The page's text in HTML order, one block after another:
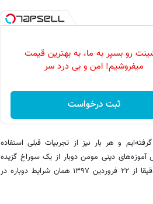
رو بسپر به ما، به بهترین قیمت
میفروشیم! امن و بی درد سر
ثبت درخواست
و هر بار نیز از تجربیات قبلی استفاده
دینی مومن دوبار از یک سوراخ گزیده
نمی‌شود، اما اکنون در شرایط مشابه نیمه سال ۱۳۹۰ قرار داریم و دقیقا از ۲۲ فروردین ۱۳۹۷ همان شرایط دوباره در